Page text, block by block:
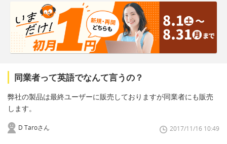
同業者って英語でなんて言うの？
弊社の製品は最終ユーザーに販売しておりますが同業者にも販売
します。
D Taroさん 2017/11/16 10:49